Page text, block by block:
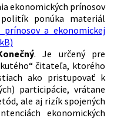
ekonomických prínosov
ponúka materiál
prínosov a ekonomickej
. Je určený pre
čitateľa, ktorého
ako pristupovať k
participácie, vrátane
ale aj rizík spojených
ekonomických